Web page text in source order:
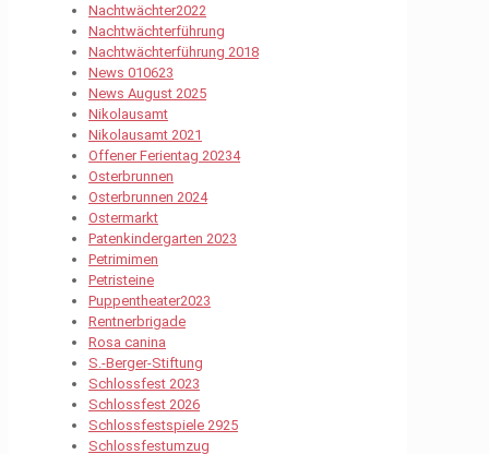
Nachtwächter2022
Nachtwächterführung
Nachtwächterführung 2018
News 010623
News August 2025
Nikolausamt
Nikolausamt 2021
Offener Ferientag 20234
Osterbrunnen
Osterbrunnen 2024
Ostermarkt
Patenkindergarten 2023
Petrimimen
Petristeine
Puppentheater2023
Rentnerbrigade
Rosa canina
S.-Berger-Stiftung
Schlossfest 2023
Schlossfest 2026
Schlossfestspiele 2925
Schlossfestumzug